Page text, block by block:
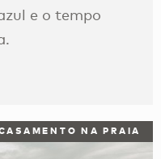
e o tempo
NA PRAIA